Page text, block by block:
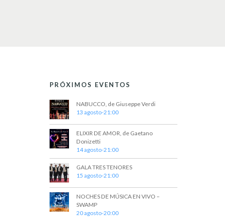
PRÓXIMOS EVENTOS
NABUCCO, de Giuseppe Verdi
13 agosto-21:00
ELIXIR DE AMOR, de Gaetano
Donizetti
14 agosto-21:00
GALA TRES TENORES
15 agosto-21:00
NOCHES DE MÚSICA EN VIVO –
SWAMP
20 agosto-20:00